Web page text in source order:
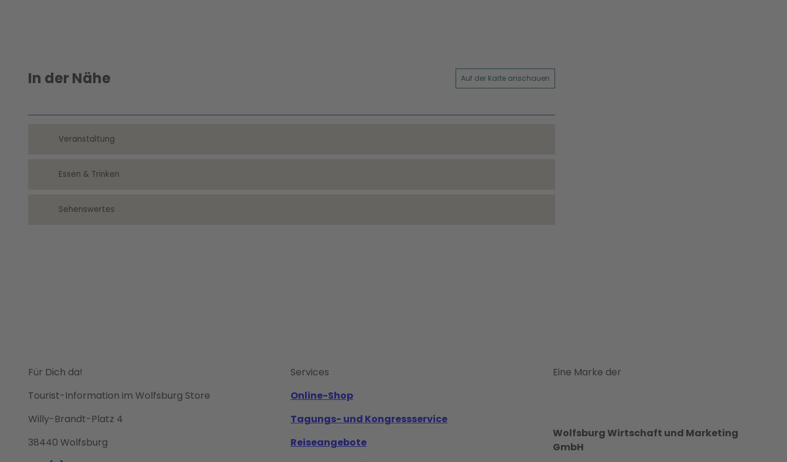
In der Nähe Auf der Karte anschauen
Veranstaltung
Essen & Trinken
Sehenswertes
Für Dich da!
Tourist-Information im Wolfsburg Store
Willy-Brandt-Platz 4
38440 Wolfsburg
Services
Online-Shop
Tagungs- und Kongressservice
Reiseangebote
Eine Marke der
Wolfsburg Wirtschaft und Marketing
GmbH